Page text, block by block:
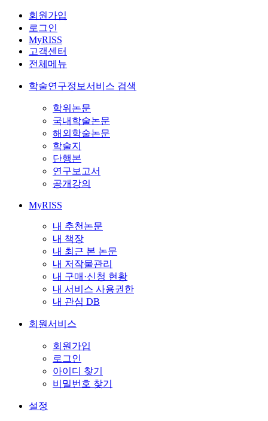
회원가입
로그인
MyRISS
고객센터
전체메뉴
학술연구정보서비스 검색
학위논문
국내학술논문
해외학술논문
학술지
단행본
연구보고서
공개강의
MyRISS
내 추천논문
내 책장
내 최근 본 논문
내 저작물관리
내 구매·신청 현황
내 서비스 사용권한
내 관심 DB
회원서비스
회원가입
로그인
아이디 찾기
비밀번호 찾기
설정